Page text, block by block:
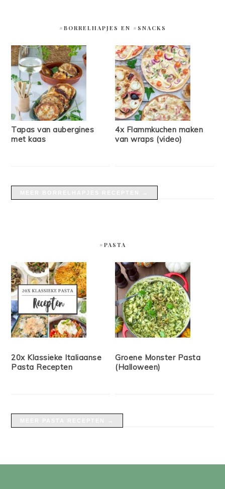
#BORRELHAPJES EN #SNACKS
Tapas van aubergines
met kaas
4x Flammkuchen maken
van wraps (video)
#PASTA
20x Klassieke Italiaanse
Pasta Recepten
Groene Monster Pasta
(Halloween)